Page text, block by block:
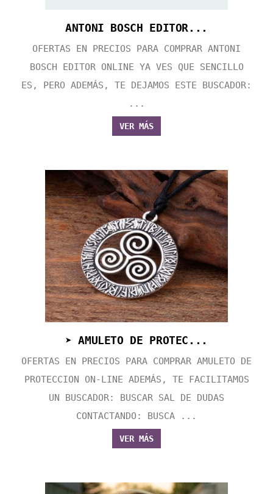
ANTONI BOSCH EDITOR...
OFERTAS EN PRECIOS PARA COMPRAR ANTONI
BOSCH EDITOR ONLINE YA VES QUE SENCILLO
ES, PERO ADEMÁS, TE DEJAMOS ESTE BUSCADOR:
...
VER MÁS
➤ AMULETO DE PROTEC...
OFERTAS EN PRECIOS PARA COMPRAR AMULETO DE
PROTECCION ON-LINE ADEMÁS, TE FACILITAMOS
UN BUSCADOR: BUSCAR SAL DE DUDAS
CONTACTANDO: BUSCA ...
VER MÁS